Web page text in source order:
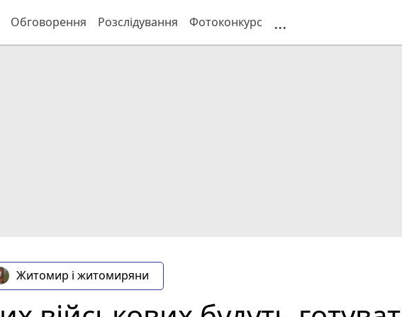
Обговорення Розслідування Фотоконкурс ...
Житомир і житомиряни